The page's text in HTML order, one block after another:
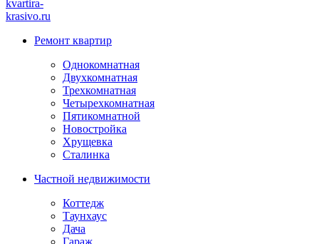
kvartira-
krasivo.ru
Ремонт квартир
Однокомнатная
Двухкомнатная
Трехкомнатная
Четырехкомнатная
Пятикомнатной
Новостройка
Хрущевка
Сталинка
Частной недвижимости
Коттедж
Таунхаус
Дача
Гараж